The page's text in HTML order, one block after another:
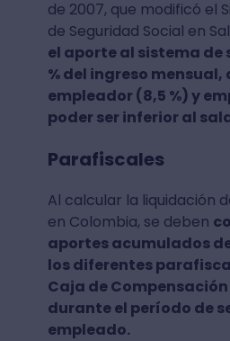
de 2007, que modificó el
de Seguridad Social en
el aporte al sistema de
% del ingreso
empleador (8,5 %) y
poder ser inferior al
Parafiscales
Al calcular la liquidación
en Colombia, se deben
aportes acumulados
los diferentes
Caja de
durante el período de
empleado.